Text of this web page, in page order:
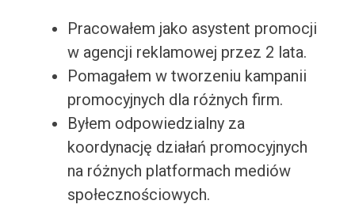
Pracowałem jako asystent promocji
w agencji reklamowej przez 2 lata.
Pomagałem w tworzeniu kampanii
promocyjnych dla różnych firm.
Byłem odpowiedzialny za
koordynację działań promocyjnych
na różnych platformach mediów
społecznościowych.